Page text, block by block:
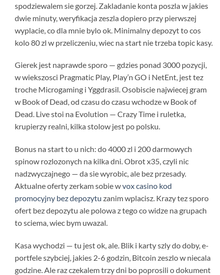
spodziewalem sie gorzej. Zakladanie konta poszla w jakies
dwie minuty, weryfikacja zeszla dopiero przy pierwszej
wyplacie, co dla mnie bylo ok. Minimalny depozyt to cos
kolo 80 zl w przeliczeniu, wiec na start nie trzeba topic kasy.
Gierek jest naprawde sporo — gdzies ponad 3000 pozycji,
w wiekszosci Pragmatic Play, Play’n GO i NetEnt, jest tez
troche Microgaming i Yggdrasil. Osobiscie najwiecej gram
w Book of Dead, od czasu do czasu wchodze w Book of
Dead. Live stoi na Evolution — Crazy Time i ruletka,
krupierzy realni, kilka stolow jest po polsku.
Bonus na start to u nich: do 4000 zl i 200 darmowych
spinow rozlozonych na kilka dni. Obrot x35, czyli nic
nadzwyczajnego — da sie wyrobic, ale bez przesady.
Aktualne oferty zerkam sobie wvox casino kod
promocyjny bez depozytu zanim wplacisz. Krazy tez sporo
ofert bez depozytu ale polowa z tego co widze na grupach
to sciema, wiec bym uwazal.
Kasa wychodzi — tu jest ok, ale. Blik i karty szly do doby, e-
portfele szybciej, jakies 2-6 godzin, Bitcoin zeszlo w niecala
godzine. Ale raz czekalem trzy dni bo poprosili o dokument